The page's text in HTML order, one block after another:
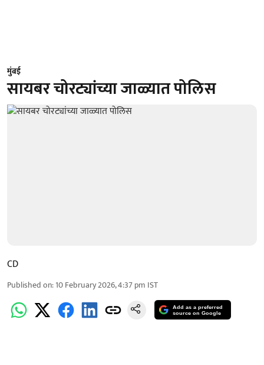
मुंबई
सायबर चोरट्यांच्या जाळ्यात पोलिस
CD
Published on:10 February 2026, 4:37 pm IST
Add as a preferred
source on Google